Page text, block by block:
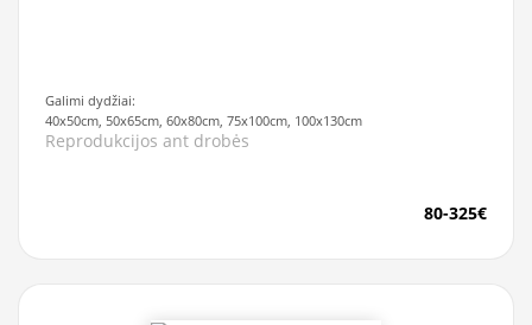
Galimi dydžiai:
40x50cm, 50x65cm, 60x80cm, 75x100cm, 100x130cm
Reprodukcijos ant drobės
80-325€